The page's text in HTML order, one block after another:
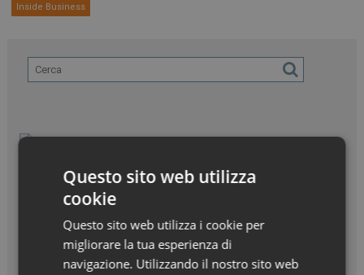
Inside Business
Questo sito web utilizza
cookie
Questo sito web utilizza i cookie per
migliorare la tua esperienza di
navigazione. Utilizzando il nostro sito web